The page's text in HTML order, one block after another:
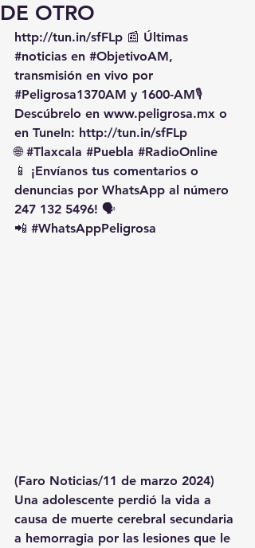
DE OTRO
http://tun.in/sfFLp 📰 Últimas
#noticias en #ObjetivoAM,
transmisión en vivo por
#Peligrosa1370AM y 1600-AM🎙️
Descúbrelo en www.peligrosa.mx o
en TuneIn: http://tun.in/sfFLp
🌐 #Tlaxcala #Puebla #RadioOnline
📱 ¡Envíanos tus comentarios o
denuncias por WhatsApp al número
247 132 5496! 🗣️
📲 #WhatsAppPeligrosa
(Faro Noticias/11 de marzo 2024)
Una adolescente perdió la vida a
causa de muerte cerebral secundaria
a hemorragia por las lesiones que le